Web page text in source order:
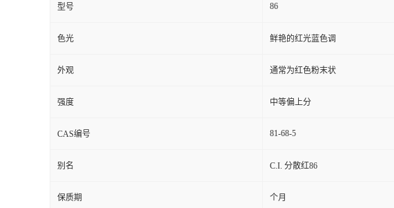
型号 86
色光 鲜艳的红光蓝色调
外观 通常为红色粉末状
强度 中等偏上分
CAS编号 81-68-5
别名 C.I. 分散红86
保质期 个月